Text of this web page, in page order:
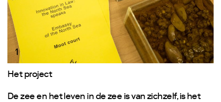
1
Het project
De zee en het leven in de zee is van zichzelf, is het